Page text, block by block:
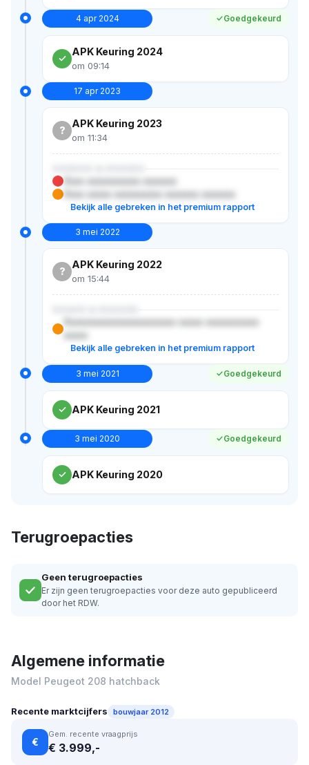
4 apr 2024 Goedgekeurd
APK Keuring 2024
om 09:14
17 apr 2023
?
APK Keuring 2023
om 11:34
XXXXXX & XXXXXX
Xxxx xxxxxxxxxxx xxxxxxx
Xxxx xxxxx xxxxxxxxxx xxxxxxx xxxxxxx
Bekijk alle gebreken in het premium rapport
3 mei 2022
?
APK Keuring 2022
om 15:44
XXXXX & XXXXXX
Xxxxxxxxxxxxxxxxxxxxxxx xxxxx xxxxxxxxxxx
Bekijk alle gebreken in het premium rapport
3 mei 2021 Goedgekeurd
APK Keuring 2021
3 mei 2020 Goedgekeurd
APK Keuring 2020
Terugroepacties
Geen terugroepacties
Er zijn geen terugroepacties voor deze auto gepubliceerd
door het RDW.
Algemene informatie
Model Peugeot 208 hatchback
Recente marktcijfers bouwjaar 2012
€
Gem. recente vraagprijs
€ 3.999,-